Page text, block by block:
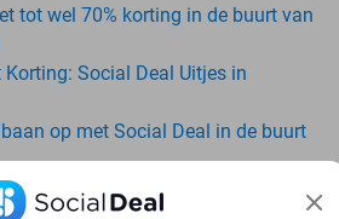
tot wel 70% korting in de buurt van
Social Deal Uitjes in
op met Social Deal in de buurt
in Haarlem in Nederland met Social